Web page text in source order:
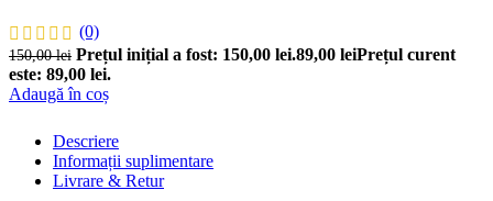
(0)
150,00lei Prețul inițial a fost: 150,00 lei.89,00 leiPrețul curent
este: 89,00 lei.
Adaugă în coș
Descriere
Informații suplimentare
Livrare & Retur